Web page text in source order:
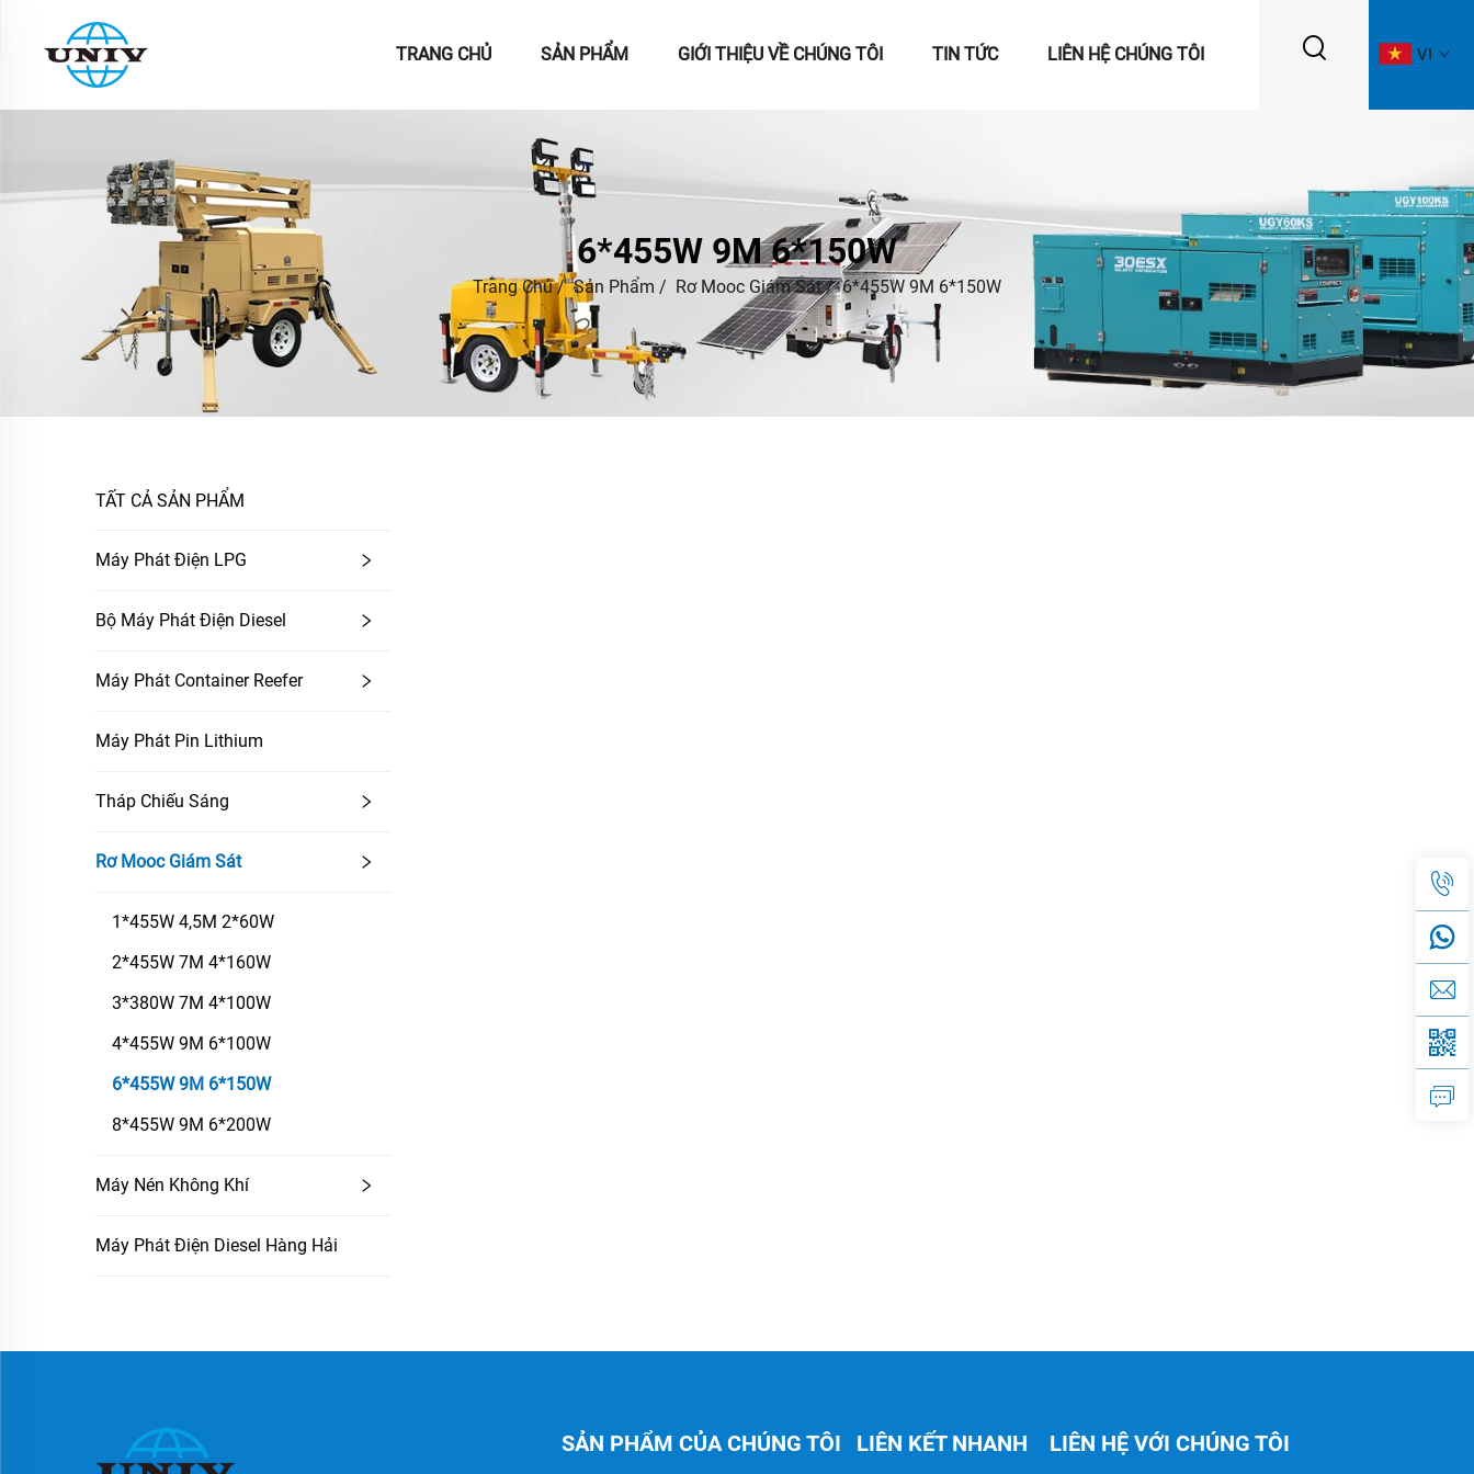
TRANG CHỦ SẢN PHẨM GIỚI THIỆU VỀ CHÚNG TÔI TIN TỨC LIÊN HỆ CHÚNG TÔI VI
6*455W 9M 6*150W
Trang Chủ/Sản Phẩm / Rơ Mooc Giám Sát/6*455W 9M 6*150W
TẤT CẢ SẢN PHẨM
Máy Phát Điện LPG
Bộ Máy Phát Điện Diesel
Máy Phát Container Reefer
Máy Phát Pin Lithium
Tháp Chiếu Sáng
Rơ Mooc Giám Sát
1*455W 4,5M 2*60W
2*455W 7M 4*160W
3*380W 7M 4*100W
4*455W 9M 6*100W
6*455W 9M 6*150W
8*455W 9M 6*200W
Máy Nén Không Khí
Máy Phát Điện Diesel Hàng Hải
SẢN PHẨM CỦA CHÚNG TÔI LIÊN KẾT NHANH LIÊN HỆ VỚI CHÚNG TÔI